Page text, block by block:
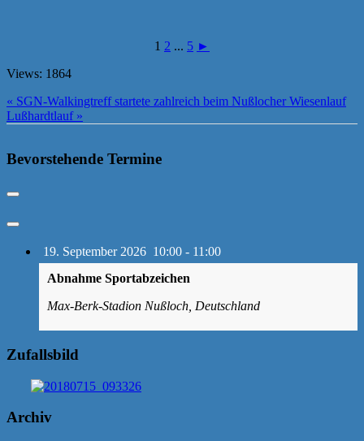
1 2 ... 5 ►
Views: 1864
Beitragsnavigation
« SGN-Walkingtreff startete zahlreich beim Nußlocher Wiesenlauf
Lußhardtlauf »
Bevorstehende Termine
19. September 2026 10:00 - 11:00
Abnahme Sportabzeichen
Max-Berk-Stadion Nußloch, Deutschland
Zufallsbild
Archiv